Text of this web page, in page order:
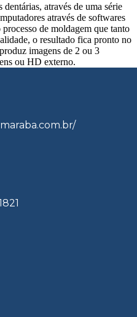
através de uma série
através de softwares
de moldagem que tanto
o resultado fica pronto no
imagens de 2 ou 3
ou HD externo.